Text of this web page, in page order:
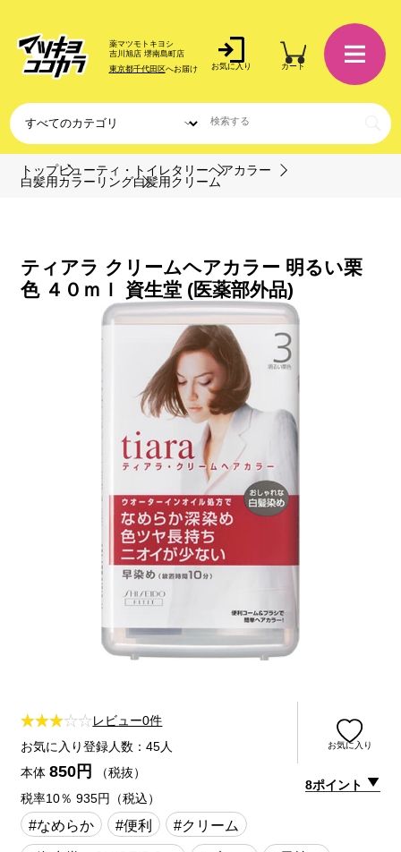
薬マツモトキヨシ
吉川旭店 堺南島町店
東京都千代田区へお届け お気に入り カート
トップビューティ・トイレタリーヘアカラー
白髪用カラーリング白髪用クリーム
ティアラ クリームヘアカラー 明るい栗
色 ４０ｍｌ 資生堂 (医薬部外品)
レビュー0件
お気に入り登録人数：45人
お気に入り
本体 850円
（税抜）
税率10％ 935円（税込）
8ポイント
#なめらか #便利
#クリーム